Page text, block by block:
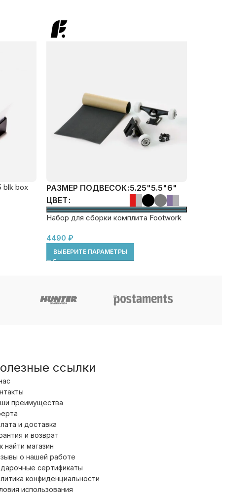
blk box РАЗМЕР ПОДВЕСОК 5.25"5.5"6"
ЦВЕТ
Набор для сборки комплита Footwork
4490 ₽
ВЫБЕРИТЕ ПАРАМЕТРЫ
Analog
ссылки
преимущества
и доставка
и возврат
найти магазин
о нашей работе
сертификаты
конфиденциальности
использования